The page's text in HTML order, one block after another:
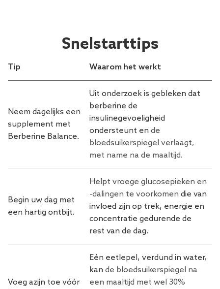
Snelstarttips
Tip Waarom het werkt
Neem dagelijks een
supplement met
Berberine Balance.
Uit onderzoek is gebleken dat
berberine de
insulinegevoeligheid
ondersteunt en de
bloedsuikerspiegel verlaagt,
met name na de maaltijd.
Begin uw dag met
een hartig ontbijt.
Helpt vroege glucosepieken en
-dalingen te voorkomen die van
invloed zijn op trek, energie en
concentratie gedurende de
rest van de dag.
Voeg azijn toe vóór
Eén eetlepel, verdund in water,
kan de bloedsuikerspiegel na
een maaltijd met wel 30%